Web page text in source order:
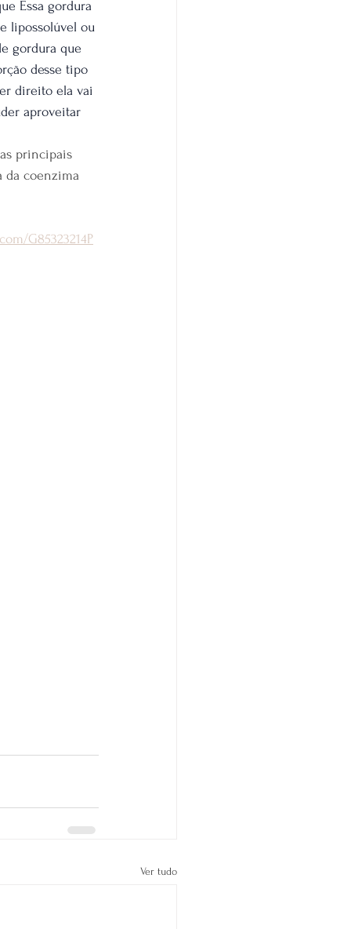
Essa gordura
lipossolúvel ou
gordura que
desse tipo
direito ela vai
aproveitar
principais
da coenzima
G85323214P
Ver tudo